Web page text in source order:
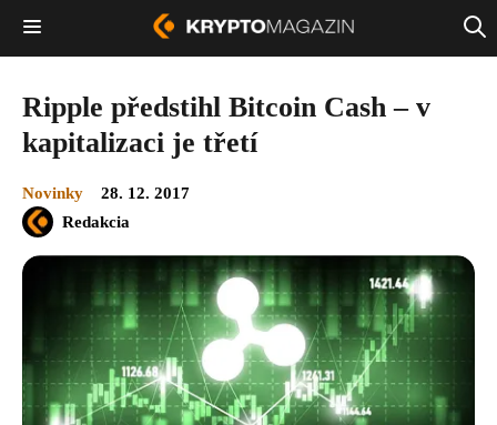
Ripple předstihl Bitcoin Cash – v
kapitalizaci je třetí
Novinky
28. 12. 2017
Redakcia